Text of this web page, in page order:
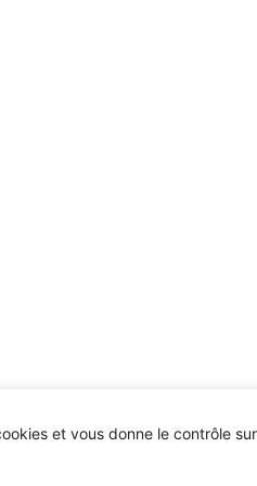
et vous donne le contrôle